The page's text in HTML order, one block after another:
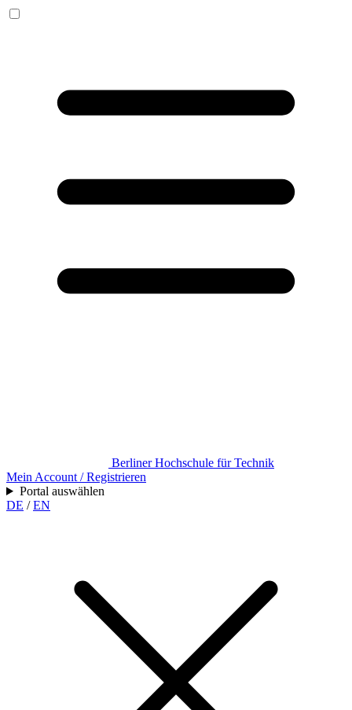
Berliner Hochschule für Technik
Mein Account / Registrieren
Portal auswählen
DE /EN